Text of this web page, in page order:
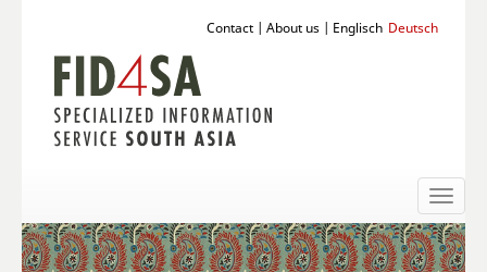
Deutsch
Englisch
Contact | About us |